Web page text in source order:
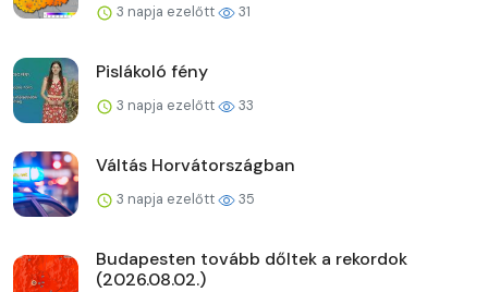
3 napja ezelőtt 31
Pislákoló fény
3 napja ezelőtt 33
Váltás Horvátországban
3 napja ezelőtt 35
Budapesten tovább dőltek a rekordok
(2026.08.02.)